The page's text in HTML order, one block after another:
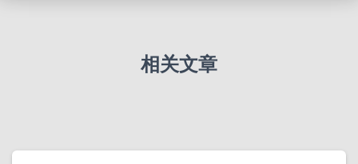
相关文章